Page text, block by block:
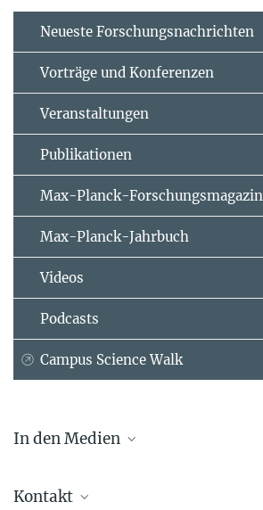
Neueste Forschungsnachrichten
Vorträge und Konferenzen
Veranstaltungen
Publikationen
Max-Planck-Forschungsmagazin
Max-Planck-Jahrbuch
Videos
Podcasts
Campus Science Walk
In den Medien
Kontakt